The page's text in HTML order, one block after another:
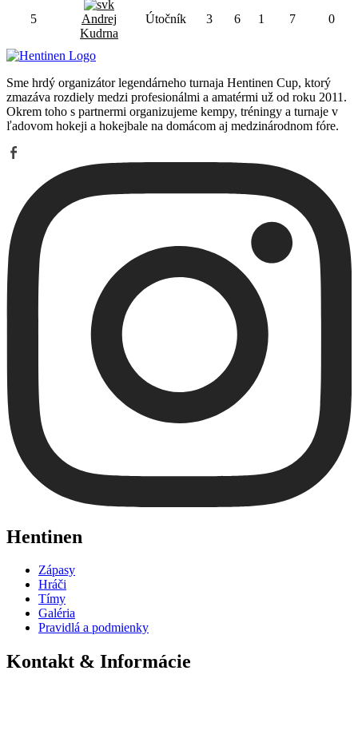
5
Andrej
Kudrna
Útočník 3 6 1 7 0
Sme hrdý organizátor legendárneho turnaja Hentinen Cup, ktorý
zmazáva rozdiely medzi profesionálmi a amatérmi už od roku 2011.
Okrem toho s partnermi organizujeme kempy, tréningy a turnaje v
ľadovom hokeji a hokejbale na domácom aj medzinárodnom fóre.
Hentinen
Zápasy
Hráči
Tímy
Galéria
Pravidlá a podmienky
Kontakt & Informácie